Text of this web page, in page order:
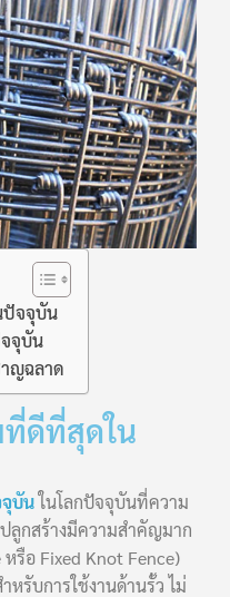
ปัจจุบัน
จุบัน
ญฉลาด
ดีที่สุดใน
บันในโลกปัจจุบันที่ความ
ลูกสร้างมีความสำคัญมาก
รือ Fixed Knot Fence)
หรับการใช้งานด้านรั้ว ไม่